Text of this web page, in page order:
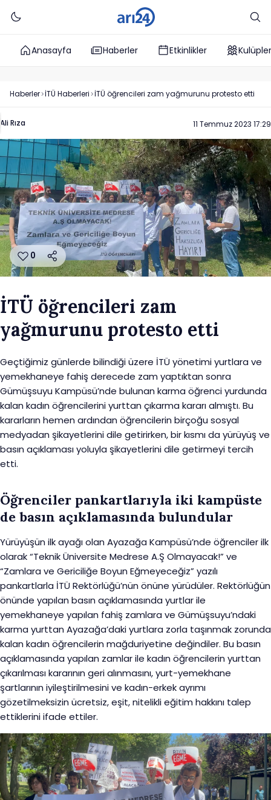
Anasayfa Haberler Etkinlikler Kulüpler
Haberler İTÜ Haberleri İTÜ öğrencileri zam yağmurunu protesto etti
Ali Rıza 11 Temmuz 2023 17:29
0
İTÜ öğrencileri zam
yağmurunu protesto etti
Geçtiğimiz günlerde bilindiği üzere İTÜ yönetimi yurtlara ve
yemekhaneye fahiş derecede zam yaptıktan sonra
Gümüşsuyu Kampüsü’nde bulunan karma öğrenci yurdunda
kalan kadın öğrencilerini yurttan çıkarma kararı almıştı. Bu
kararların hemen ardından öğrencilerin birçoğu sosyal
medyadan şikayetlerini dile getirirken, bir kısmı da yürüyüş ve
basın açıklaması yoluyla şikayetlerini dile getirmeyi tercih
etti.
Öğrenciler pankartlarıyla iki kampüste
de basın açıklamasında bulundular
Yürüyüşün ilk ayağı olan Ayazağa Kampüsü’nde öğrenciler ilk
olarak “Teknik Üniversite Medrese A.Ş Olmayacak!” ve
“Zamlara ve Gericiliğe Boyun Eğmeyeceğiz” yazılı
pankartlarla İTÜ Rektörlüğü’nün önüne yürüdüler. Rektörlüğün
önünde yapılan basın açıklamasında yurtlar ile
yemekhaneye yapılan fahiş zamlara ve Gümüşsuyu’ndaki
karma yurttan Ayazağa’daki yurtlara zorla taşınmak zorunda
kalan kadın öğrencilerin mağduriyetine değindiler. Bu basın
açıklamasında yapılan zamlar ile kadın öğrencilerin yurttan
çıkarılması kararının geri alınmasını, yurt-yemekhane
şartlarının iyileştirilmesini ve kadın-erkek ayrımı
gözetilmeksizin ücretsiz, eşit, nitelikli eğitim hakkını talep
ettiklerini ifade ettiler.